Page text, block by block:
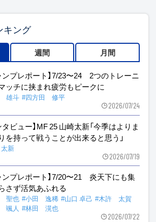
キング
週間 月間
ンプレポート】7/23〜24 2つのトレーニ
ッチに挟まれ疲労もピークに
雄斗 #四方田 修平
2026/07/24
タビュー】MF 25 山崎太新「今季はよりま
を持って戦うことが出来ると思う」
新
2026/07/19
ンプレポート】7/20〜21 炎天下にも集
さず活気あふれる
聖也 #小田 逸稀 #山口 卓己 #木許 太賀
颯人 #林田 滉也
2026/07/22